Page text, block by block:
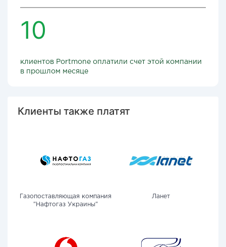
10
клиентов Portmone оплатили счет этой компании
в прошлом месяце
Клиенты также платят
Газопоставляющая компания
"Нафтогаз Украины"
Ланет